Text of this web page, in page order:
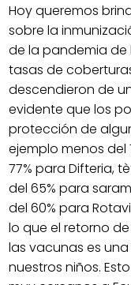
Hoy queremos
sobre la
de la pandemia de
tasas de
descendieron de
evidente que los
protección de
ejemplo menos del
77% para Difteria,
del 65% para
del 60% para
lo que el retorno
las vacunas es
nuestros niños.